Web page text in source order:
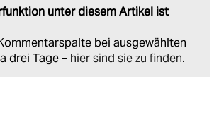
unter diesem Artikel ist
bei ausgewählten
drei Tage – hier sind sie zu finden.